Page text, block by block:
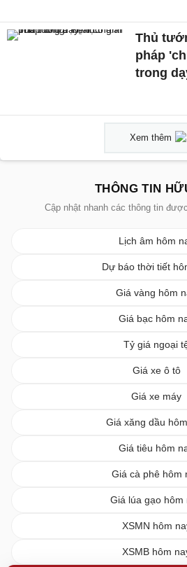
Thủ
pháp
trong
Xem thêm
THÔNG TIN
Cập nhật nhanh các thông tin
Lịch âm hôm
Dự báo thời tiết
Giá vàng hôm
Giá bạc hôm
Tỷ giá ngoại
Giá xe ô tô
Giá xe máy
Giá xăng dầu
Giá tiêu hôm
Giá cà phê hôm
Giá lúa gạo hôm
XSMN hôm
XSMB hôm